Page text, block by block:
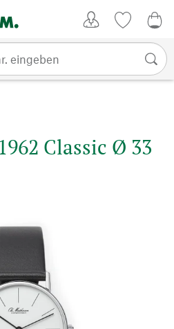
Classic Ø 33